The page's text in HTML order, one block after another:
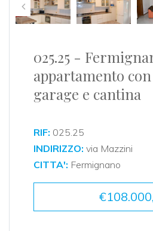
025.25 -
appartamento
garage e cantina
RIF: 025.25
INDIRIZZO: via Mazzini
CITTA': Fermignano